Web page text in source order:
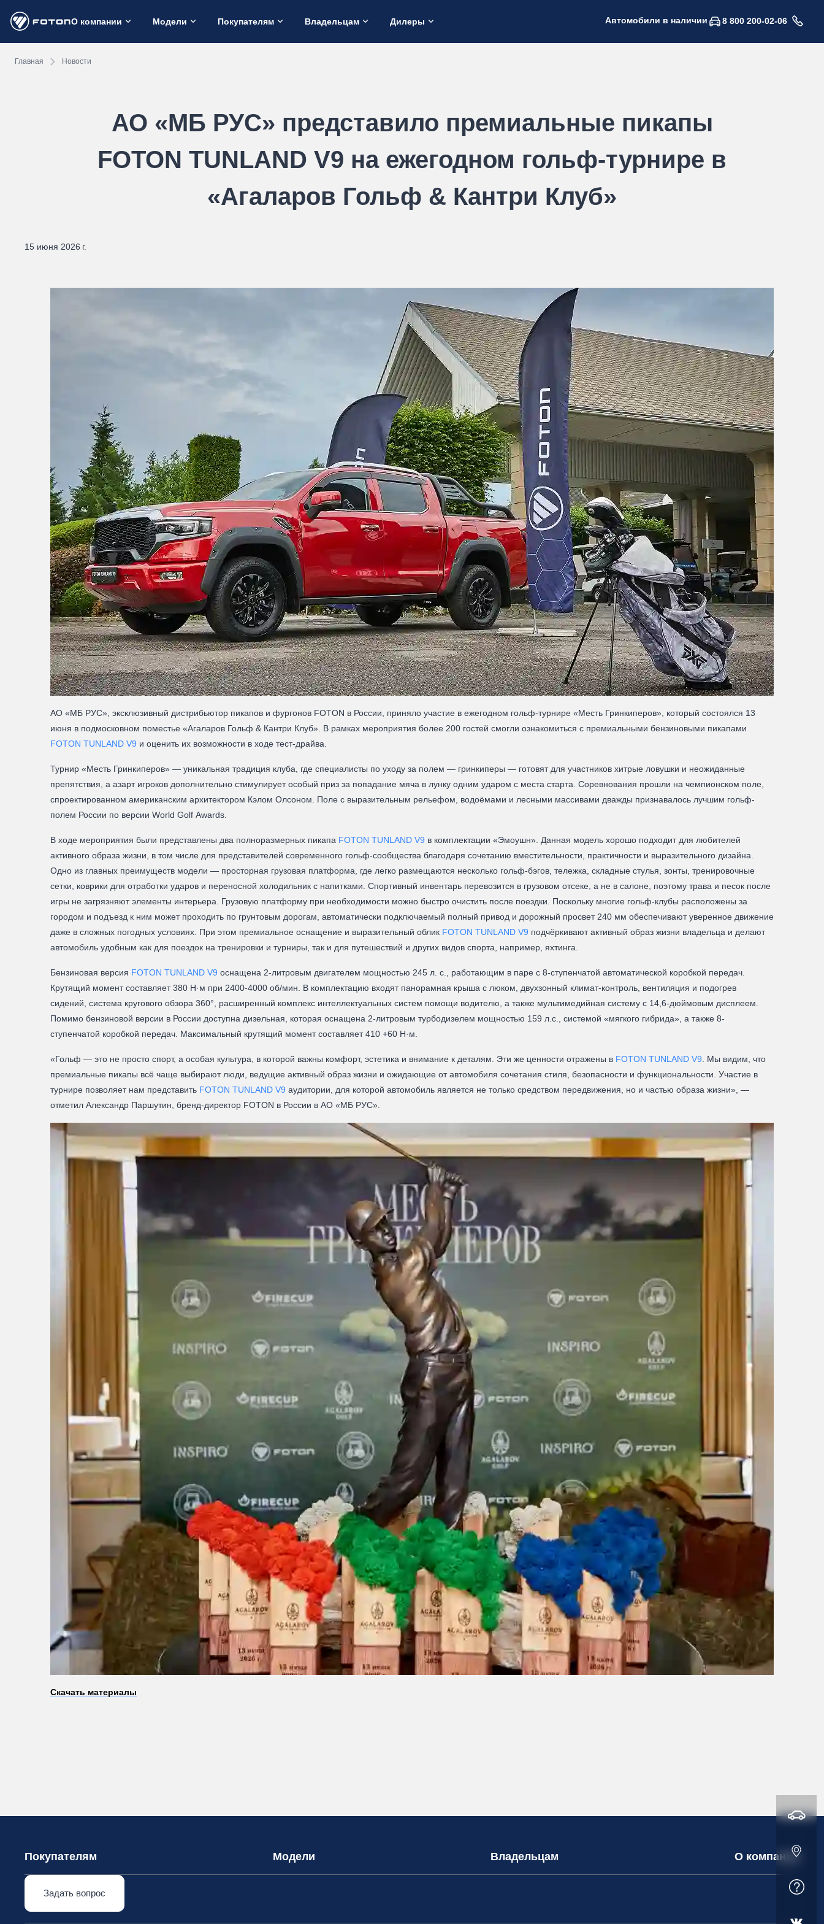
О компании Модели Покупателям Владельцам Дилеры Автомобили в наличии 8 800 200-02-06
Главная Новости
АО «МБ РУС» представило премиальные пикапы
FOTON TUNLAND V9 на ежегодном гольф-турнире в
«Агаларов Гольф & Кантри Клуб»
15 июня 2026 г.
АО «МБ РУС», эксклюзивный дистрибьютор пикапов и фургонов FOTON в России, приняло участие в ежегодном гольф-турнире «Месть Гринкиперов», который состоялся 13
июня в подмосковном поместье «Агаларов Гольф & Кантри Клуб». В рамках мероприятия более 200 гостей смогли ознакомиться с премиальными бензиновыми пикапами
FOTON TUNLAND V9 и оценить их возможности в ходе тест-драйва.
Турнир «Месть Гринкиперов» — уникальная традиция клуба, где специалисты по уходу за полем — гринкиперы — готовят для участников хитрые ловушки и неожиданные
препятствия, а азарт игроков дополнительно стимулирует особый приз за попадание мяча в лунку одним ударом с места старта. Соревнования прошли на чемпионском поле,
спроектированном американским архитектором Кэлом Олсоном. Поле с выразительным рельефом, водоёмами и лесными массивами дважды признавалось лучшим гольф-
полем России по версии World Golf Awards.
В ходе мероприятия были представлены два полноразмерных пикапа FOTON TUNLAND V9 в комплектации «Эмоушн». Данная модель хорошо подходит для любителей
активного образа жизни, в том числе для представителей современного гольф-сообщества благодаря сочетанию вместительности, практичности и выразительного дизайна.
Одно из главных преимуществ модели — просторная грузовая платформа, где легко размещаются несколько гольф-бэгов, тележка, складные стулья, зонты, тренировочные
сетки, коврики для отработки ударов и переносной холодильник с напитками. Спортивный инвентарь перевозится в грузовом отсеке, а не в салоне, поэтому трава и песок после
игры не загрязняют элементы интерьера. Грузовую платформу при необходимости можно быстро очистить после поездки. Поскольку многие гольф-клубы расположены за
городом и подъезд к ним может проходить по грунтовым дорогам, автоматически подключаемый полный привод и дорожный просвет 240 мм обеспечивают уверенное движение
даже в сложных погодных условиях. При этом премиальное оснащение и выразительный облик FOTON TUNLAND V9 подчёркивают активный образ жизни владельца и делают
автомобиль удобным как для поездок на тренировки и турниры, так и для путешествий и других видов спорта, например, яхтинга.
Бензиновая версия FOTON TUNLAND V9 оснащена 2-литровым двигателем мощностью 245 л. с., работающим в паре с 8-ступенчатой автоматической коробкой передач.
Крутящий момент составляет 380 Н·м при 2400-4000 об/мин. В комплектацию входят панорамная крыша с люком, двухзонный климат-контроль, вентиляция и подогрев
сидений, система кругового обзора 360°, расширенный комплекс интеллектуальных систем помощи водителю, а также мультимедийная систему с 14,6-дюймовым дисплеем.
Помимо бензиновой версии в России доступна дизельная, которая оснащена 2-литровым турбодизелем мощностью 159 л.с., системой «мягкого гибрида», а также 8-
ступенчатой коробкой передач. Максимальный крутящий момент составляет 410 +60 Н·м.
«Гольф — это не просто спорт, а особая культура, в которой важны комфорт, эстетика и внимание к деталям. Эти же ценности отражены в FOTON TUNLAND V9 . Мы видим, что
премиальные пикапы всё чаще выбирают люди, ведущие активный образ жизни и ожидающие от автомобиля сочетания стиля, безопасности и функциональности. Участие в
турнире позволяет нам представить FOTON TUNLAND V9 аудитории, для которой автомобиль является не только средством передвижения, но и частью образа жизни», —
отметил Александр Паршутин, бренд-директор FOTON в России в АО «МБ РУС».
Скачать материалы
Покупателям Модели Владельцам О компании
Задать вопрос